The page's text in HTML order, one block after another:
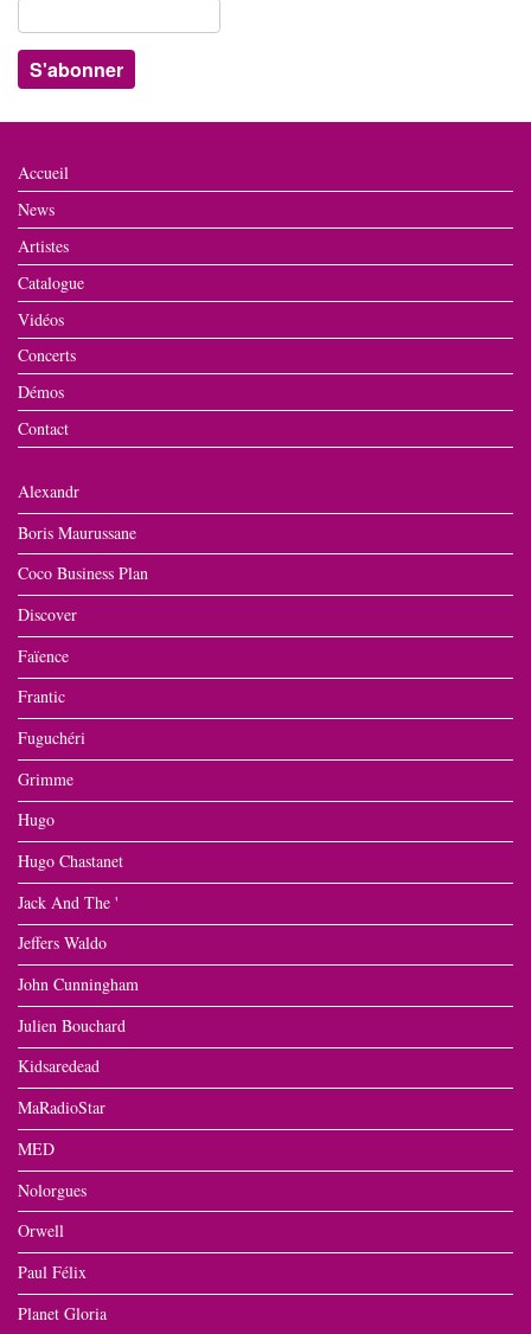
Accueil
News
Artistes
Catalogue
Vidéos
Concerts
Démos
Contact
Alexandr
Boris Maurussane
Coco Business Plan
Discover
Faïence
Frantic
Fuguchéri
Grimme
Hugo
Hugo Chastanet
Jack And The '
Jeffers Waldo
John Cunningham
Julien Bouchard
Kidsaredead
MaRadioStar
MED
Nolorgues
Orwell
Paul Félix
Planet Gloria